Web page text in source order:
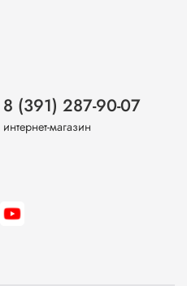
8 (391) 287-90-07
интернет-магазин